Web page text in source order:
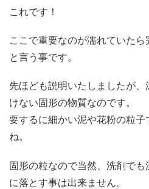
これです！
ここで重要なのが濡れていた
と言う事です。
先ほども説明いたしましたが
けない固形の物質なのです。
要するに細かい泥や花粉の粒
ね。
固形の粒なので当然、洗剤で
に落とす事は出来ません。